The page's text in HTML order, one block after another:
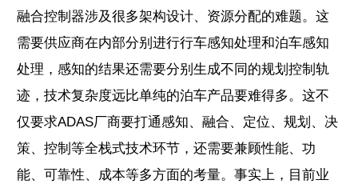
融合控制器涉及很多架构设计、资源分配的难题。这
需要供应商在内部分别进行行车感知处理和泊车感知
处理，感知的结果还需要分别生成不同的规划控制轨
迹，技术复杂度远比单纯的泊车产品要难得多。这不
仅要求ADAS厂商要打通感知、融合、定位、规划、决
策、控制等全栈式技术环节，还需要兼顾性能、功
能、可靠性、成本等多方面的考量。事实上，目前业